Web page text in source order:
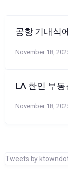
공항 기내식
November 18,
LA 한인 부
November 18,
Tweets by